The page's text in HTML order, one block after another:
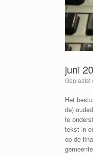
juni
Het
de)
te
tekst in
op de